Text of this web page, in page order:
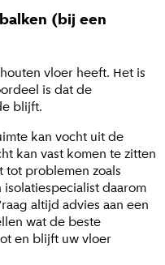
(bij een
vloer heeft. Het is
is dat de
blijft.
kan vocht uit de
kan vast komen te zitten
tot problemen zoals
daarom
altijd advies aan een
wat de beste
en blijft uw vloer